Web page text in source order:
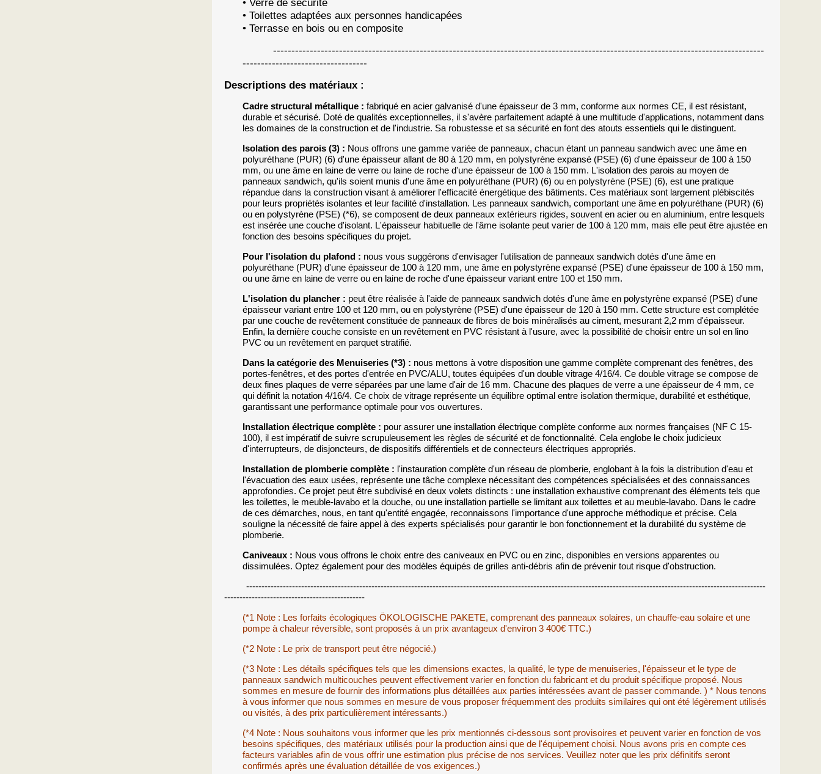
• Verre de sécurité
• Toilettes adaptées aux personnes handicapées
• Terrasse en bois ou en composite
--------------------------------------------------------------------------------------------------------------------------------------
----------------------------------
Descriptions des matériaux :
Cadre structural métallique : fabriqué en acier galvanisé d'une épaisseur de 3 mm, conforme aux normes CE, il est résistant,
durable et sécurisé. Doté de qualités exceptionnelles, il s'avère parfaitement adapté à une multitude d'applications, notamment dans
les domaines de la construction et de l'industrie. Sa robustesse et sa sécurité en font des atouts essentiels qui le distinguent.
Isolation des parois (3) : Nous offrons une gamme variée de panneaux, chacun étant un panneau sandwich avec une âme en
polyuréthane (PUR) (6) d'une épaisseur allant de 80 à 120 mm, en polystyrène expansé (PSE) (6) d'une épaisseur de 100 à 150
mm, ou une âme en laine de verre ou laine de roche d'une épaisseur de 100 à 150 mm. L'isolation des parois au moyen de
panneaux sandwich, qu'ils soient munis d'une âme en polyuréthane (PUR) (6) ou en polystyrène (PSE) (6), est une pratique
répandue dans la construction visant à améliorer l'efficacité énergétique des bâtiments. Ces matériaux sont largement plébiscités
pour leurs propriétés isolantes et leur facilité d'installation. Les panneaux sandwich, comportant une âme en polyuréthane (PUR) (6)
ou en polystyrène (PSE) (*6), se composent de deux panneaux extérieurs rigides, souvent en acier ou en aluminium, entre lesquels
est insérée une couche d'isolant. L'épaisseur habituelle de l'âme isolante peut varier de 100 à 120 mm, mais elle peut être ajustée en
fonction des besoins spécifiques du projet.
Pour l'isolation du plafond : nous vous suggérons d'envisager l'utilisation de panneaux sandwich dotés d'une âme en
polyuréthane (PUR) d'une épaisseur de 100 à 120 mm, une âme en polystyrène expansé (PSE) d'une épaisseur de 100 à 150 mm,
ou une âme en laine de verre ou en laine de roche d'une épaisseur variant entre 100 et 150 mm.
L'isolation du plancher : peut être réalisée à l'aide de panneaux sandwich dotés d'une âme en polystyrène expansé (PSE) d'une
épaisseur variant entre 100 et 120 mm, ou en polystyrène (PSE) d'une épaisseur de 120 à 150 mm. Cette structure est complétée
par une couche de revêtement constituée de panneaux de fibres de bois minéralisés au ciment, mesurant 2,2 mm d'épaisseur.
Enfin, la dernière couche consiste en un revêtement en PVC résistant à l'usure, avec la possibilité de choisir entre un sol en lino
PVC ou un revêtement en parquet stratifié.
Dans la catégorie des Menuiseries (*3) : nous mettons à votre disposition une gamme complète comprenant des fenêtres, des
portes-fenêtres, et des portes d'entrée en PVC/ALU, toutes équipées d'un double vitrage 4/16/4. Ce double vitrage se compose de
deux fines plaques de verre séparées par une lame d'air de 16 mm. Chacune des plaques de verre a une épaisseur de 4 mm, ce
qui définit la notation 4/16/4. Ce choix de vitrage représente un équilibre optimal entre isolation thermique, durabilité et esthétique,
garantissant une performance optimale pour vos ouvertures.
Installation électrique complète : pour assurer une installation électrique complète conforme aux normes françaises (NF C 15-
100), il est impératif de suivre scrupuleusement les règles de sécurité et de fonctionnalité. Cela englobe le choix judicieux
d'interrupteurs, de disjoncteurs, de dispositifs différentiels et de connecteurs électriques appropriés.
Installation de plomberie complète : l'instauration complète d'un réseau de plomberie, englobant à la fois la distribution d'eau et
l'évacuation des eaux usées, représente une tâche complexe nécessitant des compétences spécialisées et des connaissances
approfondies. Ce projet peut être subdivisé en deux volets distincts : une installation exhaustive comprenant des éléments tels que
les toilettes, le meuble-lavabo et la douche, ou une installation partielle se limitant aux toilettes et au meuble-lavabo. Dans le cadre
de ces démarches, nous, en tant qu'entité engagée, reconnaissons l'importance d'une approche méthodique et précise. Cela
souligne la nécessité de faire appel à des experts spécialisés pour garantir le bon fonctionnement et la durabilité du système de
plomberie.
Caniveaux : Nous vous offrons le choix entre des caniveaux en PVC ou en zinc, disponibles en versions apparentes ou
dissimulées. Optez également pour des modèles équipés de grilles anti-débris afin de prévenir tout risque d'obstruction.
--------------------------------------------------------------------------------------------------------------------------------------------------------------------------
----------------------------------------------
(*1 Note : Les forfaits écologiques ÖKOLOGISCHE PAKETE, comprenant des panneaux solaires, un chauffe-eau solaire et une
pompe à chaleur réversible, sont proposés à un prix avantageux d'environ 3 400€ TTC.)
(*2 Note : Le prix de transport peut être négocié.)
(*3 Note : Les détails spécifiques tels que les dimensions exactes, la qualité, le type de menuiseries, l'épaisseur et le type de
panneaux sandwich multicouches peuvent effectivement varier en fonction du fabricant et du produit spécifique proposé. Nous
sommes en mesure de fournir des informations plus détaillées aux parties intéressées avant de passer commande. ) * Nous tenons
à vous informer que nous sommes en mesure de vous proposer fréquemment des produits similaires qui ont été légèrement utilisés
ou visités, à des prix particulièrement intéressants.)
(*4 Note : Nous souhaitons vous informer que les prix mentionnés ci-dessous sont provisoires et peuvent varier en fonction de vos
besoins spécifiques, des matériaux utilisés pour la production ainsi que de l'équipement choisi. Nous avons pris en compte ces
facteurs variables afin de vous offrir une estimation plus précise de nos services. Veuillez noter que les prix définitifs seront
confirmés après une évaluation détaillée de vos exigences.)